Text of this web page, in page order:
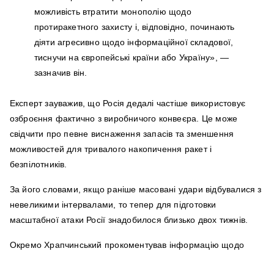
можливість втратити монополію щодо
протиракетного захисту і, відповідно, починають
діяти агресивно щодо інформаційної складової,
тиснучи на європейські країни або Україну», —
зазначив він.
Експерт зауважив, що Росія дедалі частіше використовує
озброєння фактично з виробничого конвеєра. Це може
свідчити про певне виснаження запасів та зменшення
можливостей для тривалого накопичення ракет і
безпілотників.
За його словами, якщо раніше масовані удари відбувалися з
невеликими інтервалами, то тепер для підготовки
масштабної атаки Росії знадобилося близько двох тижнів.
Окремо Храпчинський прокоментував інформацію щодо